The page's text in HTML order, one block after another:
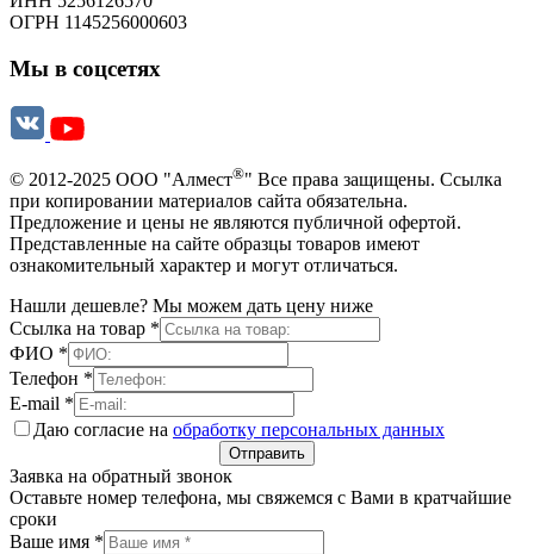
ОГРН 1145256000603
Мы в соцсетях
© 2012-2025 ООО "Алмест®" Все права защищены. Ссылка
при копировании материалов сайта обязательна.
Предложение и цены не являются публичной офертой.
Представленные на сайте образцы товаров имеют
ознакомительный характер и могут отличаться.
Нашли дешевле? Мы можем дать цену ниже
Ссылка на товар *
ФИО *
Телефон *
E-mail *
Даю согласие на обработку персональных данных
Отправить
Заявка на обратный звонок
Оставьте номер телефона, мы свяжемся с Вами в кратчайшие
сроки
Ваше имя *